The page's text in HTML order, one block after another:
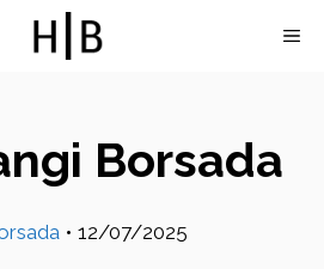
Borsada
• 12/07/2025